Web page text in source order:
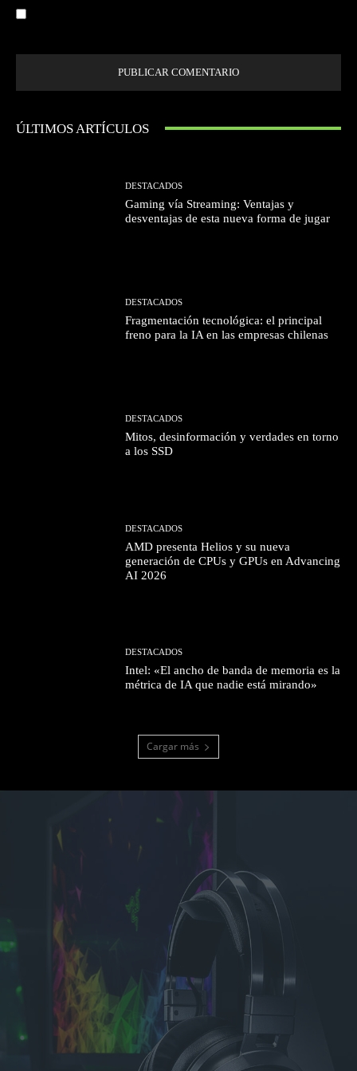
ÚLTIMOS ARTÍCULOS
DESTACADOS
Gaming vía Streaming: Ventajas y
desventajas de esta nueva forma de jugar
DESTACADOS
Fragmentación tecnológica: el principal
freno para la IA en las empresas chilenas
DESTACADOS
Mitos, desinformación y verdades en torno
a los SSD
DESTACADOS
AMD presenta Helios y su nueva
generación de CPUs y GPUs en Advancing
AI 2026
DESTACADOS
Intel: «El ancho de banda de memoria es la
métrica de IA que nadie está mirando»
Cargar más